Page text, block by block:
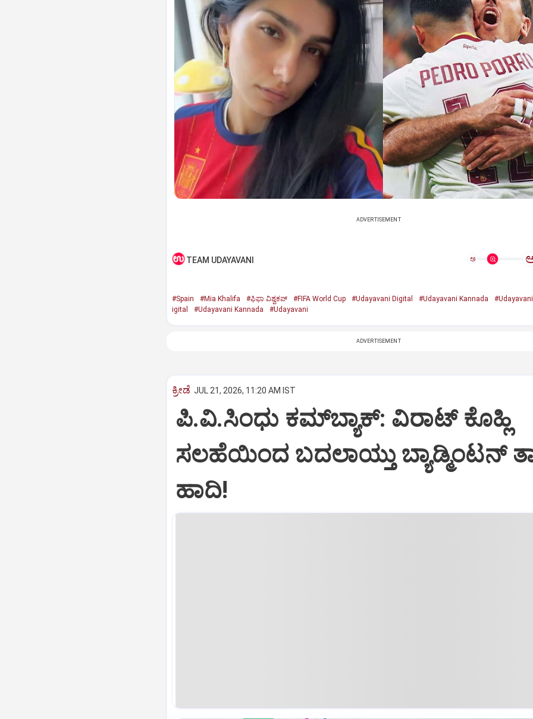
ADVERTISEMENT
TEAM UDAYAVANI ಅ
#Spain #Mia Khalifa #ಫಿಫಾ ವಿಶ್ವಕಪ್ #FIFA World Cup #Udayavani Digital #Udayavani Kannada
#Udayavani
igital
#Udayavani Kannada #Udayavani
ADVERTISEMENT
ಕ್ರೀಡೆ JUL 21, 2026, 11:20 AM IST
ಪಿ.ವಿ.ಸಿಂಧು ಕಮ್‌ಬ್ಯಾಕ್: ವಿರಾಟ್ ಕೊಹ್ಲಿ
ಸಲಹೆಯಿಂದ ಬದಲಾಯ್ತು ಬ್ಯಾಡ್ಮಿಂಟನ್
ಹಾದಿ!